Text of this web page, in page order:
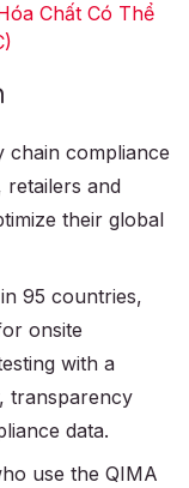
Chất Có Thể
chain compliance
and
their global
95 countries,
onsite
with a
transparency
data.
use the QIMA